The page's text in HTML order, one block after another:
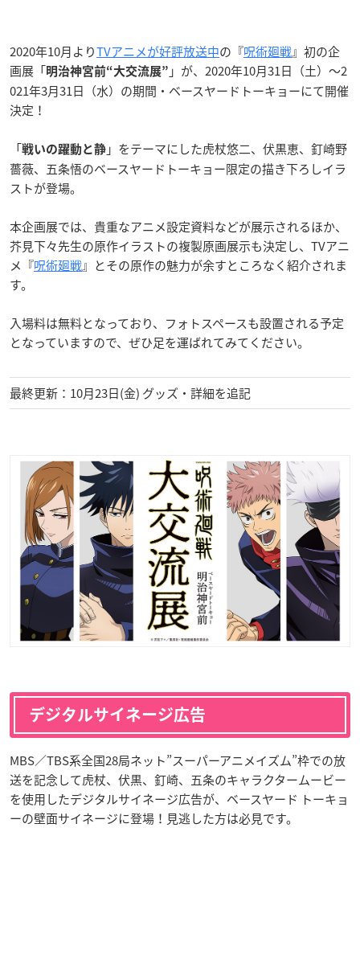
2020年10月よりTVアニメが好評放送中の『呪術廻戦』初の企
画展「明治神宮前“大交流展” 」が、2020年10月31日（土）～2
021年3月31日（水）の期間・ベースヤードトーキョーにて開催
決定！
「戦いの躍動と静 」をテーマにした虎杖悠二、伏黒恵、釘崎野
薔薇、五条悟のベースヤードトーキョー限定の描き下ろしイラ
ストが登場。
本企画展では、貴重なアニメ設定資料などが展示されるほか、
芥見下々先生の原作イラストの複製原画展示も決定し、TVアニ
メ『呪術廻戦』とその原作の魅力が余すところなく紹介されま
す。
入場料は無料となっており、フォトスペースも設置される予定
となっていますので、ぜひ足を運ばれてみてください。
最終更新：10月23日(金) グッズ・詳細を追記
デジタルサイネージ広告
MBS／TBS系全国28局ネット”スーパーアニメイズム”枠での放
送を記念して虎杖、伏黒、釘崎、五条のキャラクタームービー
を使用したデジタルサイネージ広告が、ベースヤード トーキョ
ーの壁面サイネージに登場！見逃した方は必見です。